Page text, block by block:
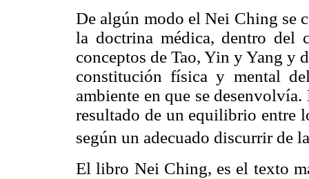
De algún modo el Nei Ching se
la doctrina médica, dentro del
conceptos de Tao, Yin y Yang y
constitución física y mental
ambiente en que se
resultado de un equilibrio entre
según un adecuado discurrir de
El libro Nei Ching, es el texto